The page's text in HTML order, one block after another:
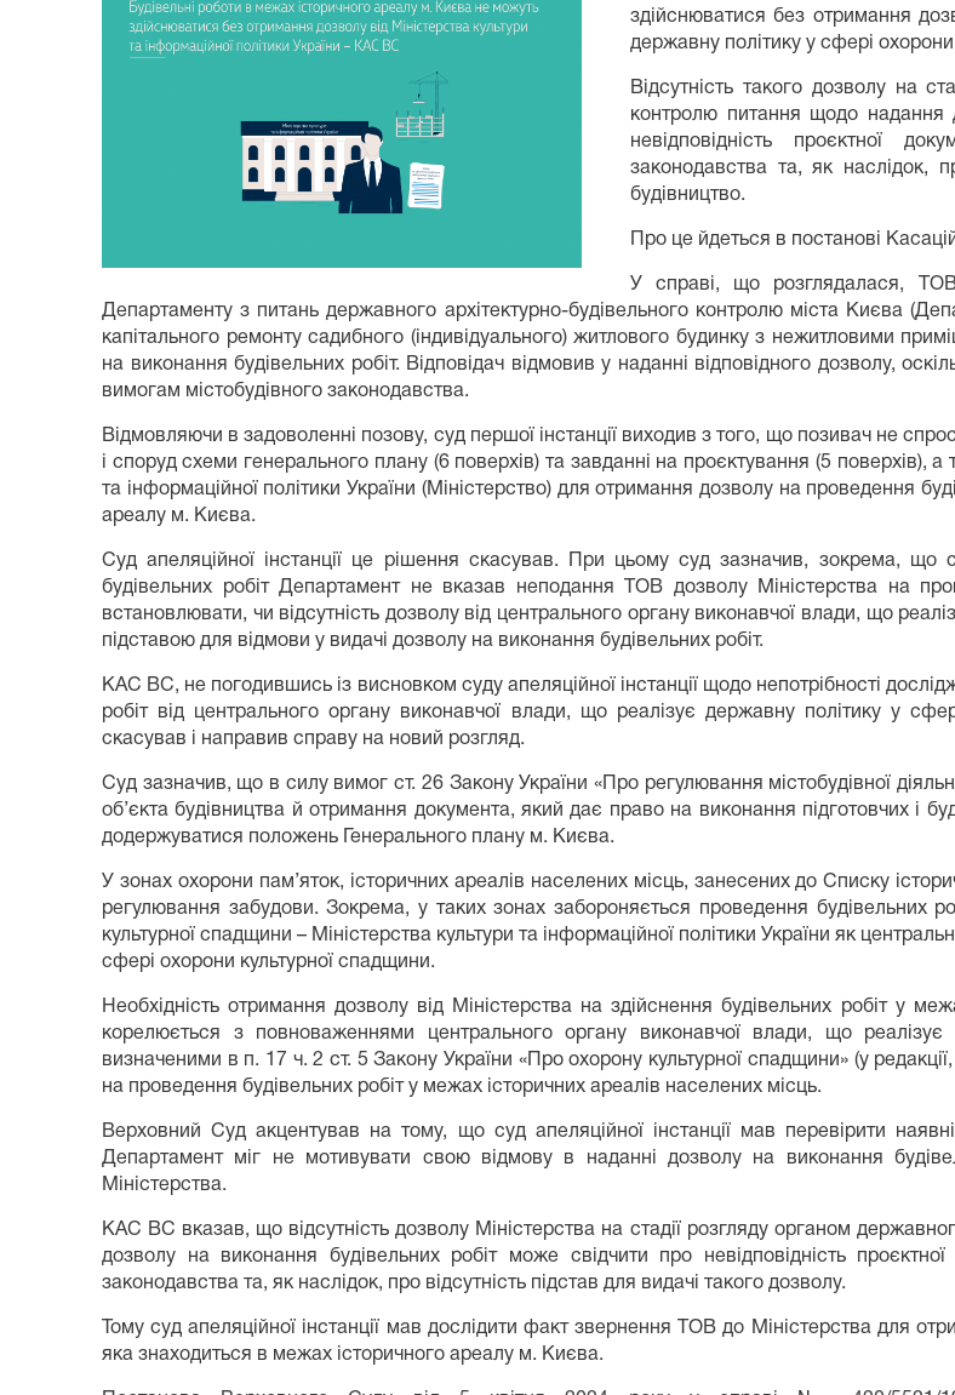
здійснюватися без отримання
державну політику у сфері
Відсутність такого дозволу на
контролю питання щодо надання
невідповідність проєктної
законодавства та, як наслідок,
будівництво.
Про це йдеться в постанові
У справі, що розглядалася,
Департаменту з питань державного архітектурно-будівельного контролю міста Києва
капітального ремонту садибного (індивідуального) житлового будинку з нежитловими
на виконання будівельних робіт. Відповідач відмовив у наданні відповідного дозволу,
вимогам містобудівного законодавства.
Відмовляючи в задоволенні позову, суд першої інстанції виходив з того, що позивач не
і споруд схеми генерального плану (6 поверхів) та завданні на проєктування (5 поверхів),
та інформаційної політики України (Міністерство) для отримання дозволу на проведення
ареалу м. Києва.
Суд апеляційної інстанції це рішення скасував. При цьому суд зазначив, зокрема,
будівельних робіт Департамент не вказав неподання ТОВ дозволу Міністерства на
встановлювати, чи відсутність дозволу від центрального органу виконавчої влади, що
підставою для відмови у видачі дозволу на виконання будівельних робіт.
КАС ВС, не погодившись із висновком суду апеляційної інстанції щодо непотрібності
робіт від центрального органу виконавчої влади, що реалізує державну політику у
скасував і направив справу на новий розгляд.
Суд зазначив, що в силу вимог ст. 26 Закону України «Про регулювання містобудівної
об’єкта будівництва й отримання документа, який дає право на виконання підготовчих і
додержуватися положень Генерального плану м. Києва.
У зонах охорони пам’яток, історичних ареалів населених місць, занесених до Списку
регулювання забудови. Зокрема, у таких зонах забороняється проведення будівельних
культурної спадщини – Міністерства культури та інформаційної політики України як
сфері охорони культурної спадщини.
Необхідність отримання дозволу від Міністерства на здійснення будівельних робіт у
корелюється з повноваженнями центрального органу виконавчої влади, що
визначеними в п. 17 ч. 2 ст. 5 Закону України «Про охорону культурної спадщини» (у
на проведення будівельних робіт у межах історичних ареалів населених місць.
Верховний Суд акцентував на тому, що суд апеляційної інстанції мав перевірити
Департамент міг не мотивувати свою відмову в наданні дозволу на виконання
Міністерства.
КАC ВС вказав, що відсутність дозволу Міністерства на стадії розгляду органом
дозволу на виконання будівельних робіт може свідчити про невідповідність
законодавства та, як наслідок, про відсутність підстав для видачі такого дозволу.
Тому суд апеляційної інстанції мав дослідити факт звернення ТОВ до Міністерства для
яка знаходиться в межах історичного ареалу м. Києва.